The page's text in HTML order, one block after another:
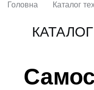
Головна Каталог